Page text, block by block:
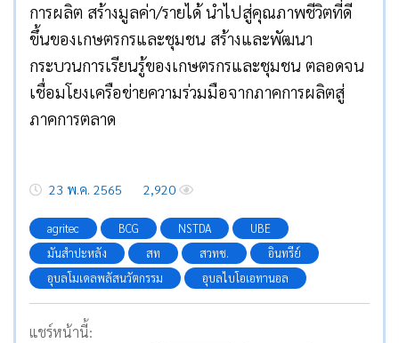
การผลิต สร้างมูลค่า/รายได้ นำไปสู่คุณภาพชีวิตที่ดี
ขึ้นของเกษตรกรและชุมชน สร้างและพัฒนา
กระบวนการเรียนรู้ของเกษตรกรและชุมชน ตลอดจน
เชื่อมโยงเครือข่ายความร่วมมือจากภาคการผลิตสู่
ภาคการตลาด
23 พ.ค. 2565 2,920
agritec BCG NSTDA
UBE
มันสำปะหลัง
สท สวทช.
อินทรีย์
อุบลโมเดลพลัสนวัตกรรม
อุบลไบโอเอทานอล
แชร์หน้านี้: